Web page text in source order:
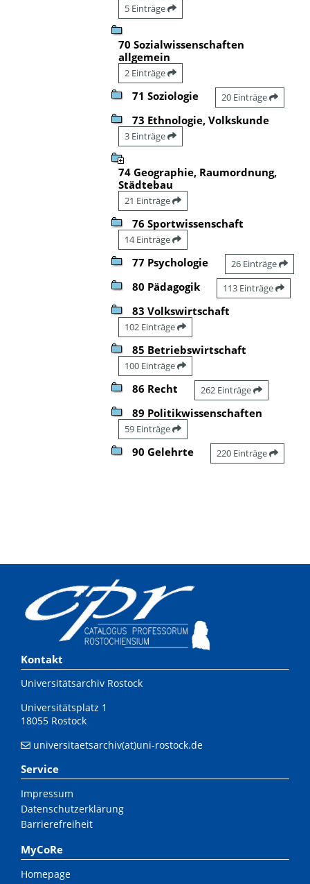
5 Einträge
70 Sozialwissenschaften
allgemein
2 Einträge
71 Soziologie 20 Einträge
73 Ethnologie, Volkskunde
3 Einträge
74 Geographie, Raumordnung,
Städtebau
21 Einträge
76 Sportwissenschaft
14 Einträge
77 Psychologie 26 Einträge
80 Pädagogik 113 Einträge
83 Volkswirtschaft
102 Einträge
85 Betriebswirtschaft
100 Einträge
86 Recht 262 Einträge
89 Politikwissenschaften
59 Einträge
90 Gelehrte 220 Einträge
Kontakt
Universitätsarchiv Rostock
Universitätsplatz 1
18055 Rostock
universitaetsarchiv(at)uni-rostock.de
Service
Impressum
Datenschutzerklärung
Barrierefreiheit
MyCoRe
Homepage